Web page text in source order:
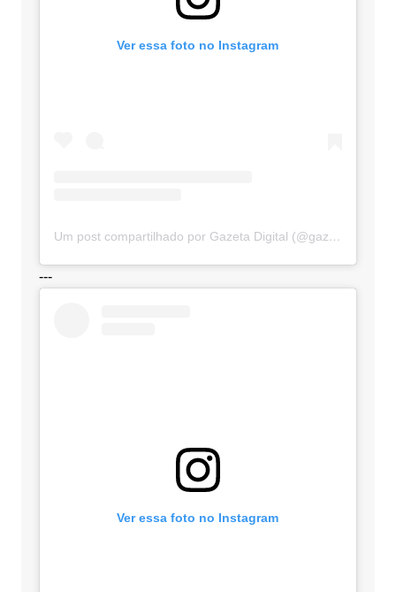
Ver essa foto no Instagram
Um post compartilhado por Gazeta Digital (@gazetadigital)
---
Ver essa foto no Instagram